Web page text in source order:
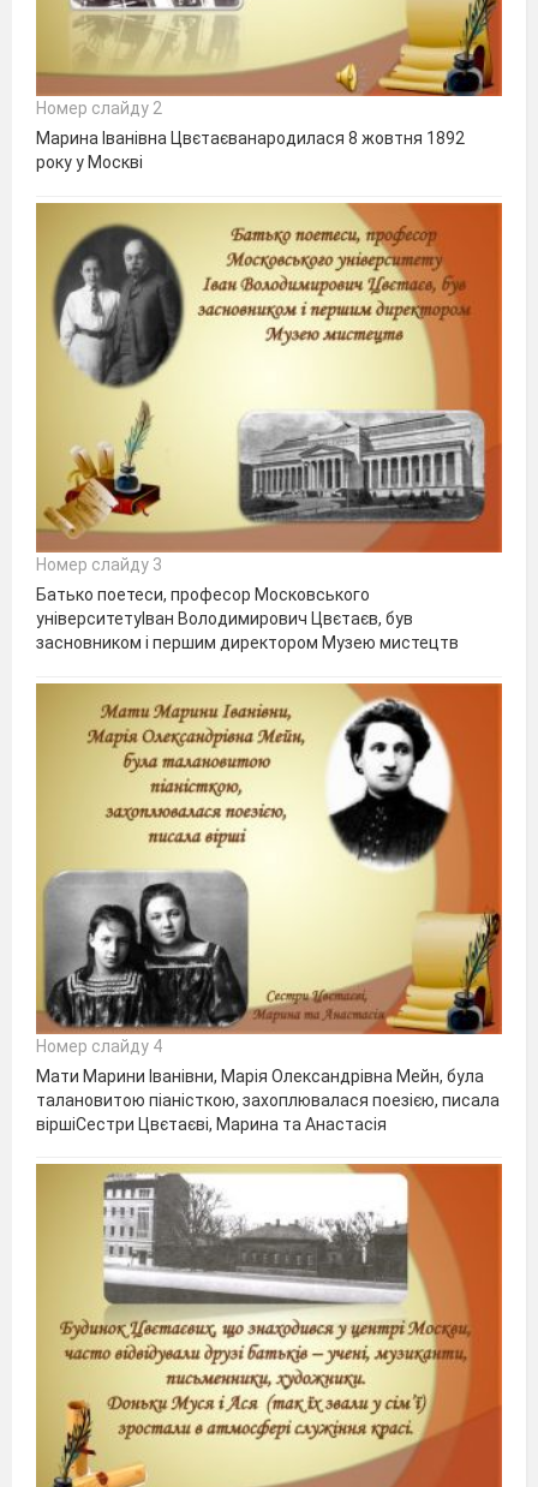
Номер слайду 2
Марина Іванівна Цвєтаєванародилася 8 жовтня 1892
року у Москві
Номер слайду 3
Батько поетеси, професор Московського
університетуІван Володимирович Цвєтаєв, був
засновником і першим директором Музею мистецтв
Номер слайду 4
Мати Марини Іванівни, Марія Олександрівна Мейн, була
талановитою піаністкою, захоплювалася поезією, писала
віршіСестри Цвєтаєві, Марина та Анастасія